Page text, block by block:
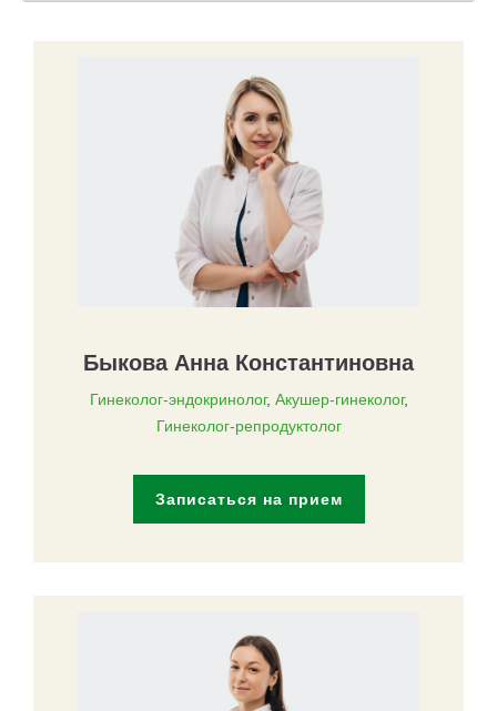
Быкова Анна Константиновна
Гинеколог-эндокринолог, Акушер-гинеколог,
Гинеколог-репродуктолог
Записаться на прием